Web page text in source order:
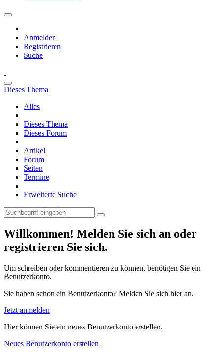
Anmelden
Registrieren
Suche
Dieses Thema
Alles
Dieses Thema
Dieses Forum
Artikel
Forum
Seiten
Termine
Erweiterte Suche
Willkommen! Melden Sie sich an oder
registrieren Sie sich.
Um schreiben oder kommentieren zu können, benötigen Sie ein
Benutzerkonto.
Sie haben schon ein Benutzerkonto? Melden Sie sich hier an.
Jetzt anmelden
Hier können Sie ein neues Benutzerkonto erstellen.
Neues Benutzerkonto erstellen